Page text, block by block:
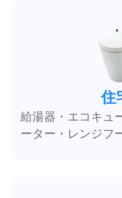
住
給湯器・エコキュ
ーター・レンジフ